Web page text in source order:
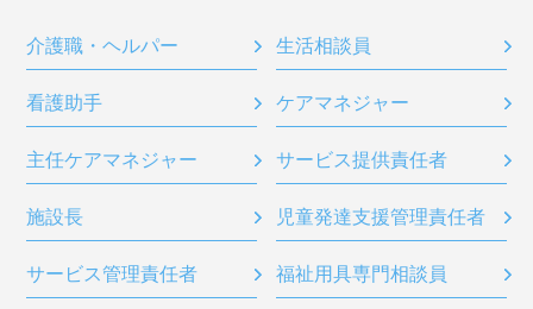
介護職・ヘルパー 生活相談員
看護助手 ケアマネジャー
主任ケアマネジャー サービス提供責任者
施設長 児童発達支援管理責任者
サービス管理責任者 福祉用具専門相談員